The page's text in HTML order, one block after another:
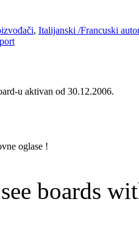
, Italijanski /Francuski
u aktivan od 30.12.2006.
oglase !
boards